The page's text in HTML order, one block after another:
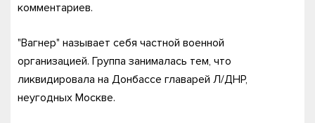
комментариев.
"Вагнер" называет себя частной военной
организацией. Группа занималась тем, что
ликвидировала на Донбассе главарей Л/ДНР,
неугодных Москве.